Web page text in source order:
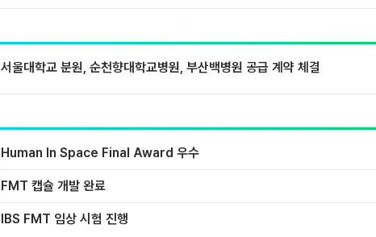
서울대학교 분원, 순천향대학교병원, 부산백병원 공급 계약 체결
Human In Space Final Award 우수
FMT 캡슐 개발 완료
IBS FMT 임상 시험 진행